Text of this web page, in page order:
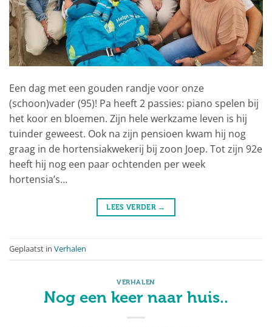
Een dag met een gouden randje voor onze
(schoon)vader (95)! Pa heeft 2 passies: piano spelen bij
het koor en bloemen. Zijn hele werkzame leven is hij
tuinder geweest. Ook na zijn pensioen kwam hij nog
graag in de hortensiakwekerij bij zoon Joep. Tot zijn 92e
heeft hij nog een paar ochtenden per week
hortensia’s…
LEES VERDER →
Geplaatst in Verhalen
VERHALEN
Nog een keer naar huis..